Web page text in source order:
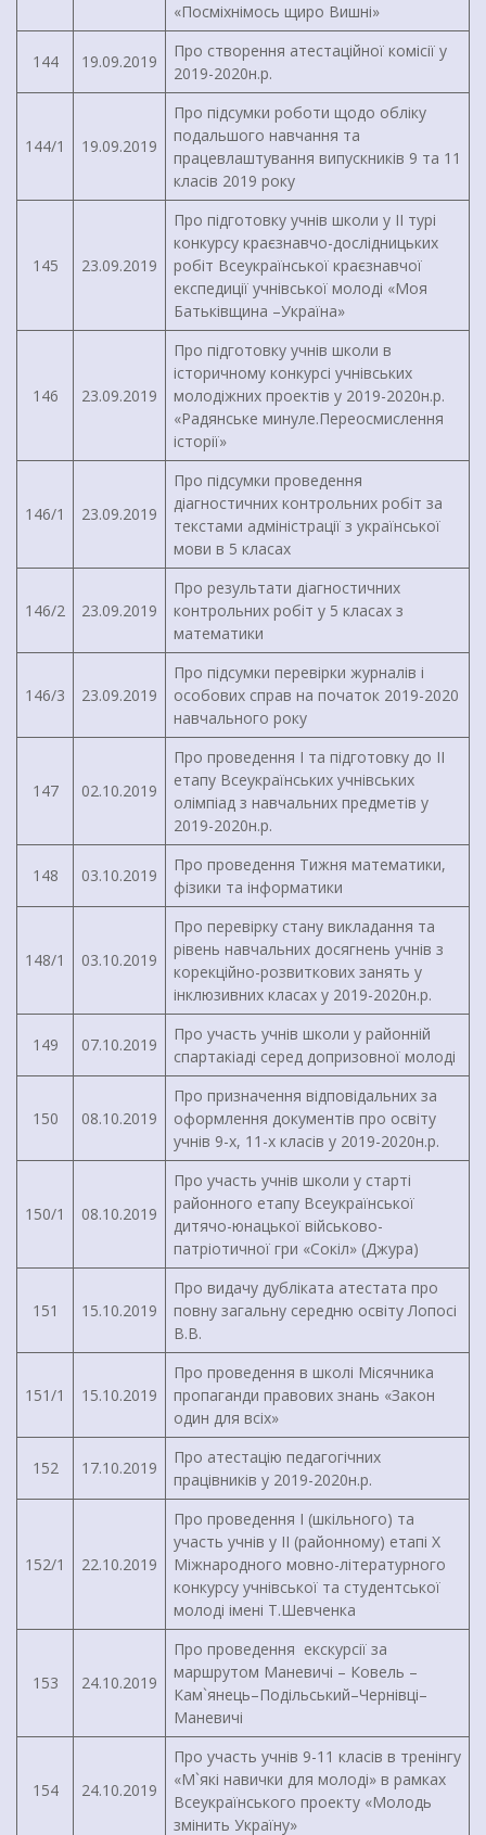
«Посміхнімось щиро Вишні»
144 19.09.2019
Про створення атестаційної комісії у
2019-2020н.р.
144/1 19.09.2019
Про підсумки роботи щодо обліку
подальшого навчання та
працевлаштування випускників 9 та 11
класів 2019 року
145 23.09.2019
Про підготовку учнів школи у ІІ турі
конкурсу краєзнавчо-дослідницьких
робіт Всеукраїнської краєзнавчої
експедиції учнівської молоді «Моя
Батьківщина –Україна»
146 23.09.2019
Про підготовку учнів школи в
історичному конкурсі учнівських
молодіжних проектів у 2019-2020н.р.
«Радянське минуле.Переосмислення
історії»
146/1 23.09.2019
Про підсумки проведення
діагностичних контрольних робіт за
текстами адміністрації з української
мови в 5 класах
146/2 23.09.2019
Про результати діагностичних
контрольних робіт у 5 класах з
математики
146/3 23.09.2019
Про підсумки перевірки журналів і
особових справ на початок 2019-2020
навчального року
147 02.10.2019
Про проведення І та підготовку до ІІ
етапу Всеукраїнських учнівських
олімпіад з навчальних предметів у
2019-2020н.р.
148 03.10.2019
Про проведення Тижня математики,
фізики та інформатики
148/1 03.10.2019
Про перевірку стану викладання та
рівень навчальних досягнень учнів з
корекційно-розвиткових занять у
інклюзивних класах у 2019-2020н.р.
149 07.10.2019
Про участь учнів школи у районній
спартакіаді серед допризовної молоді
150 08.10.2019
Про призначення відповідальних за
оформлення документів про освіту
учнів 9-х, 11-х класів у 2019-2020н.р.
150/1 08.10.2019
Про участь учнів школи у старті
районного етапу Всеукраїнської
дитячо-юнацької військово-
патріотичної гри «Сокіл» (Джура)
151 15.10.2019
Про видачу дубліката атестата про
повну загальну середню освіту Лопосі
В.В.
151/1 15.10.2019
Про проведення в школі Місячника
пропаганди правових знань «Закон
один для всіх»
152 17.10.2019
Про атестацію педагогічних
працівників у 2019-2020н.р.
152/1 22.10.2019
Про проведення І (шкільного) та
участь учнів у ІІ (районному) етапі Х
Міжнародного мовно-літературного
конкурсу учнівської та студентської
молоді імені Т.Шевченка
153 24.10.2019
Про проведення екскурсії за
маршрутом Маневичі – Ковель –
Кам`янець–Подільський–Чернівці–
Маневичі
154 24.10.2019
Про участь учнів 9-11 класів в тренінгу
«М`які навички для молоді» в рамках
Всеукраїнського проекту «Молодь
змінить Україну»